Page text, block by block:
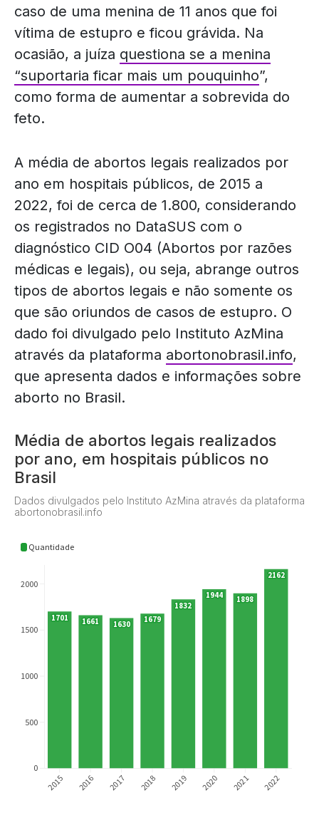
caso de uma menina de 11 anos que foi
vítima de estupro e ficou grávida. Na
ocasião, a juíza questiona se a menina
“suportaria ficar mais um pouquinho”,
como forma de aumentar a sobrevida do
feto.
A média de abortos legais realizados por
ano em hospitais públicos, de 2015 a
2022, foi de cerca de 1.800, considerando
os registrados no DataSUS com o
diagnóstico CID O04 (Abortos por razões
médicas e legais), ou seja, abrange outros
tipos de abortos legais e não somente os
que são oriundos de casos de estupro. O
dado foi divulgado pelo Instituto AzMina
através da plataforma abortonobrasil.info,
que apresenta dados e informações sobre
aborto no Brasil.
Média de abortos legais realizados
por ano, em hospitais públicos no
Brasil
Dados divulgados pelo Instituto AzMina através da plataforma
abortonobrasil.info